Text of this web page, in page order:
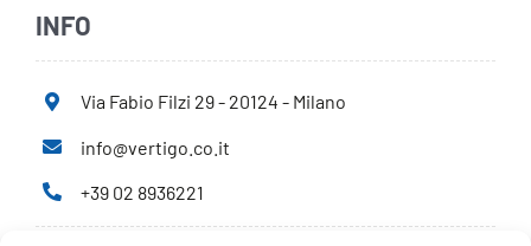
INFO
Via Fabio Filzi 29 - 20124 - Milano
info@vertigo.co.it
+39 02 8936221